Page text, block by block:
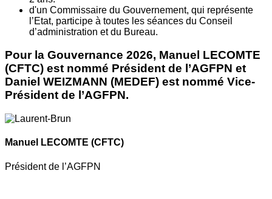
d'un Commissaire du Gouvernement, qui représente
l’Etat, participe à toutes les séances du Conseil
d’administration et du Bureau.
Pour la Gouvernance 2026, Manuel LECOMTE
(CFTC) est nommé Président de l’AGFPN et
Daniel WEIZMANN (MEDEF) est nommé Vice-
Président de l’AGFPN.
Manuel LECOMTE (CFTC)
Président de l’AGFPN